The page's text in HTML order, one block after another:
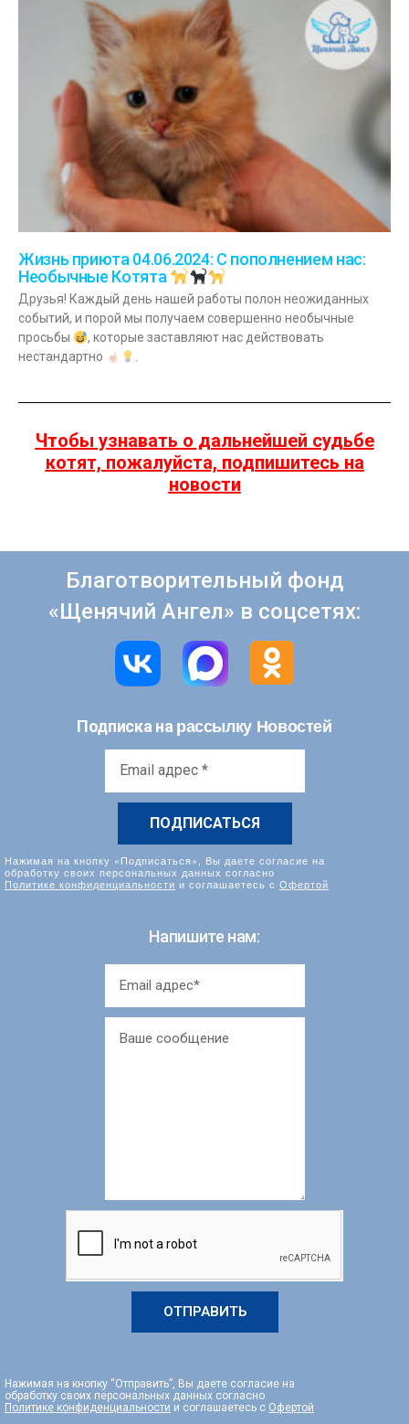
Жизнь приюта 04.06.2024: С пополнением нас:
Необычные Котята
Друзья! Каждый день нашей работы полон неожиданных
событий, и порой мы получаем совершенно необычные
просьбы
, которые заставляют нас действовать
нестандартно
.
Чтобы узнавать о дальнейшей судьбе
котят, пожалуйста, подпишитесь на
новости
Благотворительный фонд
«Щенячий Ангел» в соцсетях:
Подписка на рассылку Новостей
Нажимая на кнопку «Подписаться», Вы даете согласие на
обработку своих персональных данных согласно
Политике конфиденциальности и соглашаетесь с Офертой
Напишите нам:
ОТПРАВИТЬ
Нажимая на кнопку “Отправить”, Вы даете согласие на
обработку своих персональных данных согласно
Политике конфиденциальности и соглашаетесь с Офертой